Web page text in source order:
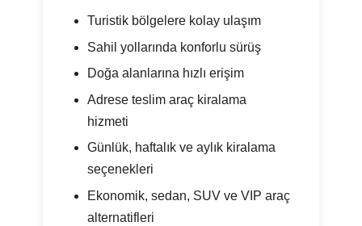
Turistik bölgelere kolay ulaşım
Sahil yollarında konforlu sürüş
Doğa alanlarına hızlı erişim
Adrese teslim araç kiralama
hizmeti
Günlük, haftalık ve aylık kiralama
seçenekleri
Ekonomik, sedan, SUV ve VIP araç
alternatifleri